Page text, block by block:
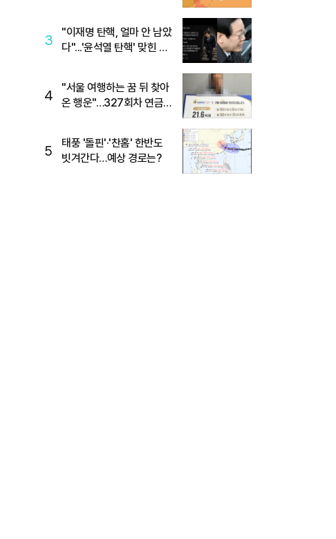
3
"이재명 탄핵, 얼마 안 남았
다"...'윤석열 탄핵' 맞힌 무
4
"서울 여행하는 꿈 뒤 찾아
온 행운"…327회차 연금
5
태풍 '돌핀'·'찬홈' 한반도
빗겨간다…예상 경로는?